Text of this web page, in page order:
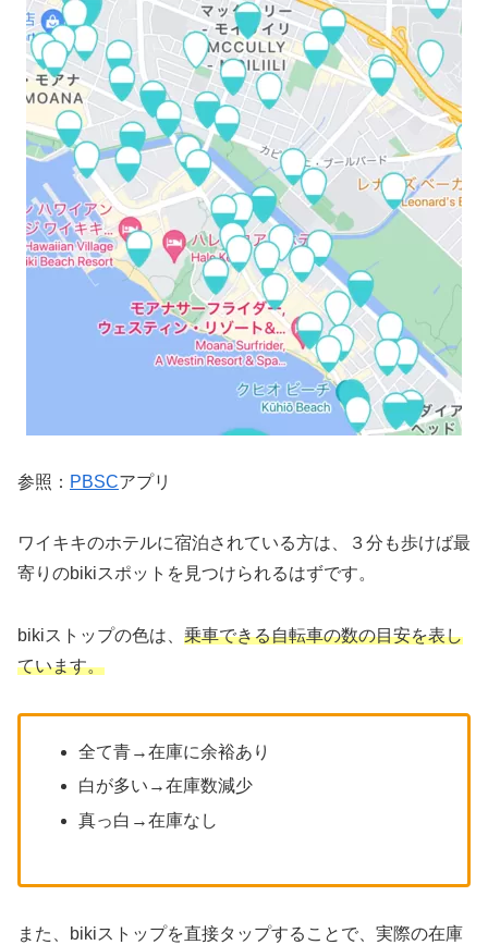
参照： PBSCアプリ
ワイキキのホテルに宿泊されている方は、３分も歩けば最
寄りのbikiスポットを見つけられるはずです。
bikiストップの色は、 乗車できる自転車の数の目安を表し
ています。
全て青→在庫に余裕あり
白が多い→在庫数減少
真っ白→在庫なし
また、bikiストップを直接タップすることで、実際の在庫